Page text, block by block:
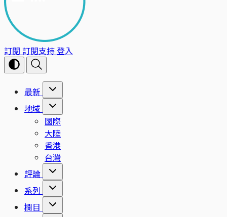
訂閱 訂閱支持登入
最新
地域
國際
大陸
香港
台灣
評論
系列
欄目